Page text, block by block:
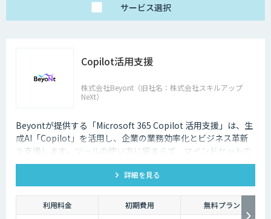
サービス選択
Copilot活用支援
株式会社Beyont（旧社名：株式会社スキルアップ
NeXt）
Beyontが提供する「Microsoft 365 Copilot 活用支援」は、生
成AI「Copilot」を活用し、企業の業務効率化とビジネス革新
を支援します。ツールの使い方に留まらず、マインドセットの
育成、企画設計、活用、実装までを一気通貫でサポートしま
詳細を見る
利用料金 初期費用
無料プラン